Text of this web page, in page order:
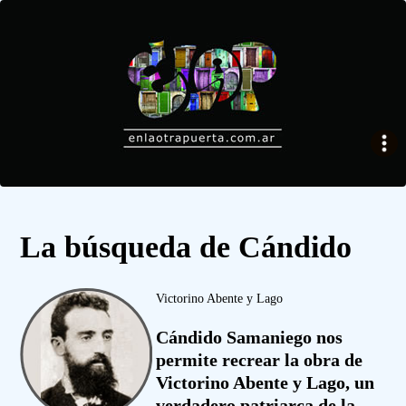
La búsqueda de Cándido
Victorino Abente y Lago
Cándido Samaniego nos
permite recrear la obra de
Victorino Abente y Lago, un